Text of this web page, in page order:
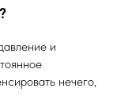
и
нечего,